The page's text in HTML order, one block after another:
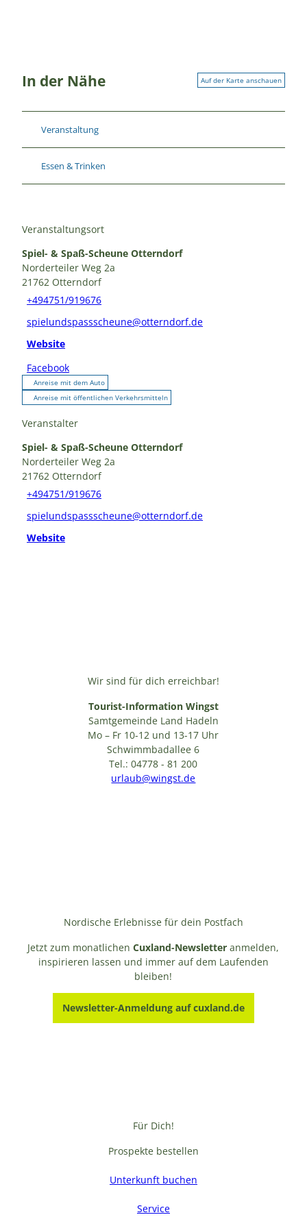
In der Nähe Auf der Karte anschauen
Veranstaltung
Essen & Trinken
Veranstaltungsort
Spiel- & Spaß-Scheune Otterndorf
Norderteiler Weg 2a
21762 Otterndorf
+494751/919676
spielundspassscheune@otterndorf.de
Website
Facebook
Anreise mit dem Auto
Anreise mit öffentlichen Verkehrsmitteln
Veranstalter
Spiel- & Spaß-Scheune Otterndorf
Norderteiler Weg 2a
21762 Otterndorf
+494751/919676
spielundspassscheune@otterndorf.de
Website
Wir sind für dich erreichbar!
Tourist-Information Wingst
Samtgemeinde Land Hadeln
Mo – Fr 10-12 und 13-17 Uhr
Schwimmbadallee 6
Tel.: 04778 - 81 200
urlaub@wingst.de
Nordische Erlebnisse für dein Postfach
Jetzt zum monatlichenCuxland-Newsletter anmelden,
inspirieren lassen und immer auf dem Laufenden
bleiben!
Newsletter-Anmeldung auf cuxland.de
Für Dich!
Prospekte bestellen
Unterkunft buchen
Service